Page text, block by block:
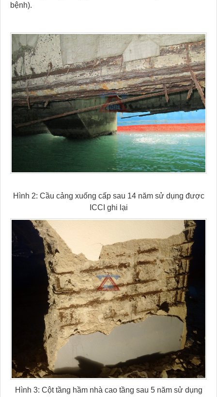
bệnh).
Hình 2: Cầu cảng xuống cấp sau 14 năm sử dụng được
ICCI ghi lại
Hình 3: Cột tầng hầm nhà cao tầng sau 5 năm sử dụng